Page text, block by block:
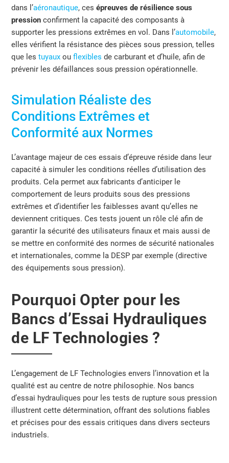
dans l’aéronautique, cesépreuves de résilience sous
pressionconfirment la capacité des composants à
supporter les pressions extrêmes en vol. Dans l’automobile,
elles vérifient la résistance des pièces sous pression, telles
que lestuyauxouflexibles de carburant et d’huile, afin de
prévenir les défaillances sous pression opérationnelle.
Simulation Réaliste des
Conditions Extrêmes et
Conformité aux Normes
L’avantage majeur de ces essais d’épreuve réside dans leur
capacité à simuler les conditions réelles d’utilisation des
produits. Cela permet aux fabricants d’anticiper le
comportement de leurs produits sous des pressions
extrêmes et d’identifier les faiblesses avant qu’elles ne
deviennent critiques. Ces tests jouent un rôle clé afin de
garantir la sécurité des utilisateurs finaux et mais aussi de
se mettre en conformité des normes de sécurité nationales
et internationales, comme la DESP par exemple (directive
des équipements sous pression).
Pourquoi Opter pour les
Bancs d’Essai Hydrauliques
de LF Technologies ?
L’engagement de LF Technologies envers l’innovation et la
qualité est au centre de notre philosophie. Nos bancs
d’essai hydrauliques pour les tests de rupture sous pression
illustrent cette détermination, offrant des solutions fiables
et précises pour des essais critiques dans divers secteurs
industriels.